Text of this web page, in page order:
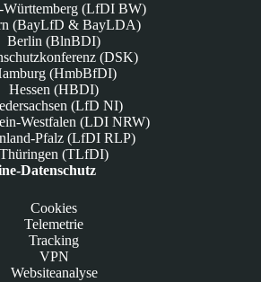
Württemberg (LfDI BW)
(BayLfD & BayLDA)
Berlin (BlnBDI)
(DSK)
(HmbBfDI)
Hessen (HBDI)
(LfD NI)
Westfalen (LDI NRW)
Pfalz (LfDI RLP)
Thüringen (TLfDI)
Datenschutz
Cookies
Telemetrie
Tracking
VPN
Websiteanalyse